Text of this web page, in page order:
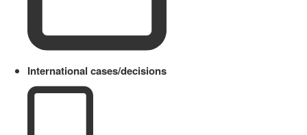
International cases/decisions